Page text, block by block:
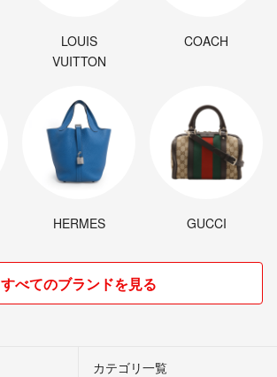
LOUIS
VUITTON
COACH
HERMES GUCCI
すべてのブランドを見る
カテゴリ一覧